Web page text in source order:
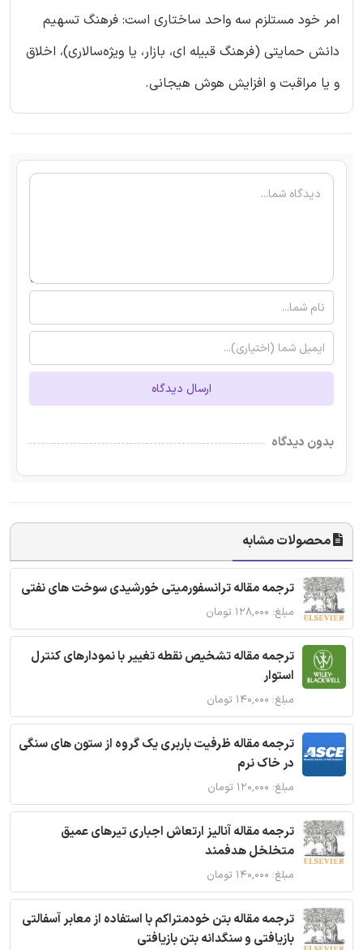
امر خود مستلزم سه واحد ساختاری است: فرهنگ تسهیم
دانش حمایتی (فرهنگ قبیله ای، بازار، یا ویژه‌سالاری)، اخلاق
و یا مراقبت و افزایش هوش هیجانی.
ارسال دیدگاه
بدون دیدگاه
محصولات مشابه
ترجمه مقاله ترانسفورمیتی خورشیدی سوخت های نفتی
مبلغ: ۱۲۸,۰۰۰ تومان
ترجمه مقاله تشخیص نقطه تغییر با نمودارهای کنترل
استوار
مبلغ: ۱۴۰,۰۰۰ تومان
ترجمه مقاله ظرفیت باربری یک گروه از ستون های سنگی
در خاک نرم
مبلغ: ۱۲۰,۰۰۰ تومان
ترجمه مقاله آنالیز ارتعاش اجباری تیرهای عمیق
متخلخل هدفمند
مبلغ: ۱۴۰,۰۰۰ تومان
ترجمه مقاله بتن خودمتراکم با استفاده از معابر آسفالتی
بازیافتی و سنگدانه بتن بازیافتی